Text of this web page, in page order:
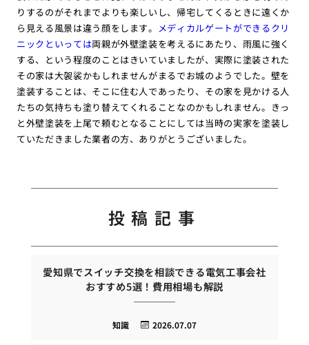
りするのがそれまでよりも楽しいし、帰宅してくるときに遠くか
ら見える風景は違う顔をします。 メディカルゲートができるクリ
ニックといっては両親が外壁塗装を考えるにあたり、雨風に強く
する、という程度のことはきいていましたが、実際に塗装された
その家は大袈裟かもしれませんがまるでお城のようでした。壁を
塗装することは、そこに住む人であったり、その家を見かける人
たちの気持ちも塗り替えてくれることなのかもしれません。きっ
と外壁塗装を上尾で頼むとなることにしては当時の実家を塗装し
ていただきました業者の方、ありがとうございました。
投稿記事
愛知県でスイッチ交換を相談できる電気工事会社
おすすめ5選！費用相場も解説
2026.07.07
知識